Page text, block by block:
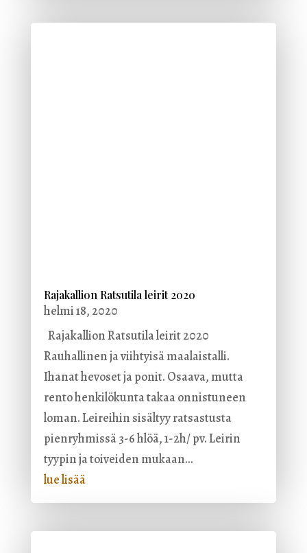
Rajakallion Ratsutila leirit 2020
helmi 18, 2020
Rajakallion Ratsutila leirit 2020
Rauhallinen ja viihtyisä maalaistalli.
Ihanat hevoset ja ponit. Osaava, mutta
rento henkilökunta takaa onnistuneen
loman. Leireihin sisältyy ratsastusta
pienryhmissä 3-6 hlöä, 1-2h/ pv. Leirin
tyypin ja toiveiden mukaan...
lue lisää